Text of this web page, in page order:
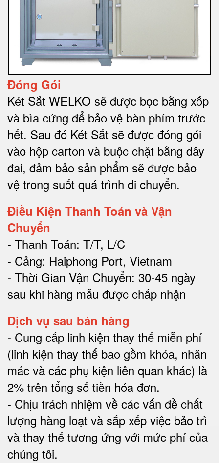
Đóng Gói
Két Sắt WELKO sẽ được bọc bằng xốp
và bìa cứng để bảo vệ bàn phím trước
hết. Sau đó Két Sắt sẽ được đóng gói
vào hộp carton và buộc chặt bằng dây
đai, đảm bảo sản phẩm sẽ được bảo
vệ trong suốt quá trình di chuyển.
Điều Kiện Thanh Toán và Vận
Chuyển
- Thanh Toán: T/T, L/C
- Cảng: Haiphong Port, Vietnam
- Thời Gian Vận Chuyển: 30-45 ngày
sau khi hàng mẫu được chấp nhận
Dịch vụ sau bán hàng
- Cung cấp linh kiện thay thế miễn phí
(linh kiện thay thế bao gồm khóa, nhãn
mác và các phụ kiện liên quan khác) là
2% trên tổng số tiền hóa đơn.
- Chịu trách nhiệm về các vấn đề chất
lượng hàng loạt và sắp xếp việc bảo trì
và thay thế tương ứng với mức phí của
chúng tôi.